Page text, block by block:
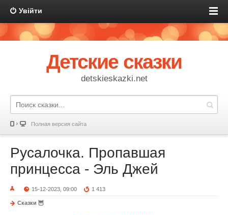
Увійти
Детские сказки
detskieskazki.net
Полная версия сайта
Русалочка. Пропавшая
принцесса - Эль Джей
15-12-2023, 09:00 1 413
Сказки 🦉